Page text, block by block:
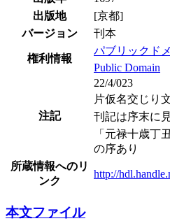
出版地
[京都]
バージョン
刊本
権利情報
パブリックド
Public Domain
注記
22/4/023
片仮名交じり
刊記は序末に
「元禄十歳丁
の序あり
所蔵情報へのリ
ンク
http://
本文ファイル